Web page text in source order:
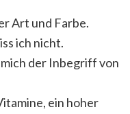
Art und Farbe.
ich nicht.
der Inbegriff von
ein hoher